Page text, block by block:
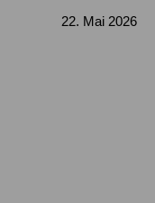
22. Mai 2026